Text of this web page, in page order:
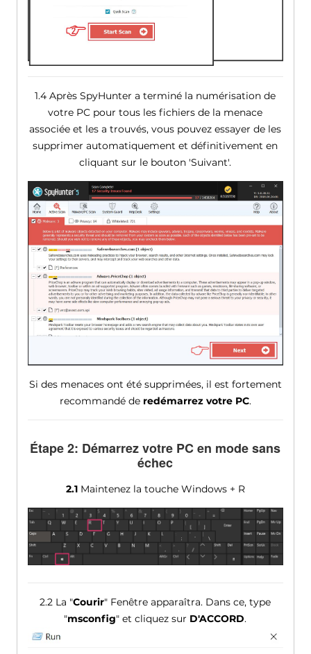
1.4 Après SpyHunter a terminé la numérisation de
votre PC pour tous les fichiers de la menace
associée et les a trouvés, vous pouvez essayer de les
supprimer automatiquement et définitivement en
cliquant sur le bouton 'Suivant'.
Si des menaces ont été supprimées, il est fortement
recommandé de redémarrez votre PC.
Étape 2: Démarrez votre PC en mode sans
échec
2.1Maintenez la touche Windows + R
2.2 La "Courir" Fenêtre apparaîtra. Dans ce, type
"msconfig" et cliquez sur D'ACCORD.